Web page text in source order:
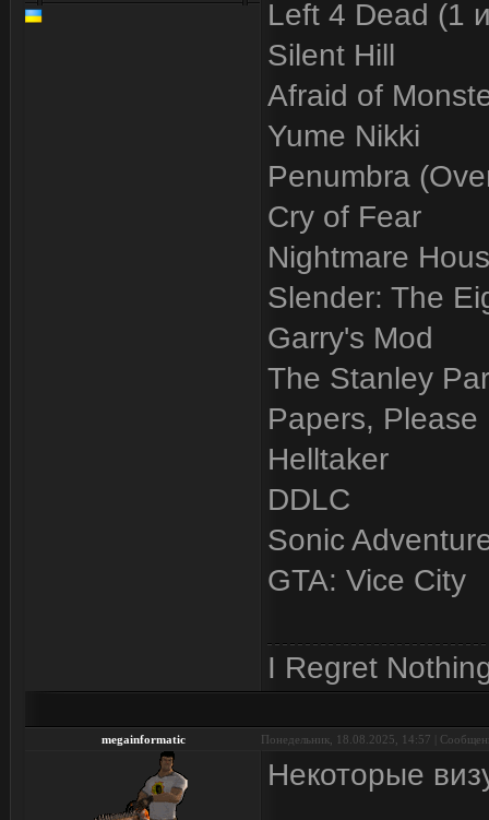
Left 4 Dead (1
Silent Hill
Afraid of
Yume Nikki
Penumbra
Cry of Fear
Nightmare
Slender: The
Garry's Mod
The Stanley
Papers, Please
Helltaker
DDLC
Sonic
GTA: Vice City
I Regret
megainformatic Понедельник, 18.08.2025, 14:57 |
Некоторые